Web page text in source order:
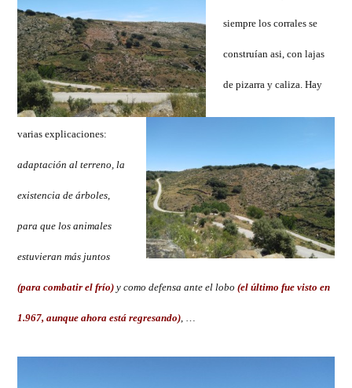
siempre los corrales se
construían asi, con lajas
de pizarra y caliza. Hay
varias explicaciones:
adaptación al terreno, la
existencia de árboles,
para que los animales
estuvieran más juntos
(para combatir el frío)y como defensa ante el lobo (el último fue visto en
1.967, aunque ahora está regresando), …